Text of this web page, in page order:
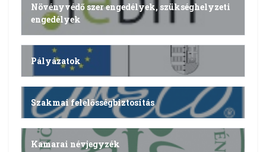
Növényvédő szer engedélyek, szükséghelyzeti
engedélyek
Pályázatok
Szakmai felelősségbiztosítás
Kamarai névjegyzék